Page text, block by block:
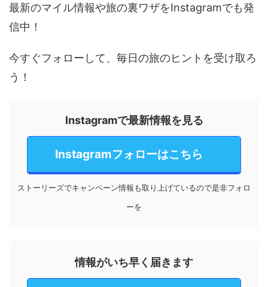
最新のマイル情報や旅の裏ワザをInstagramでも発
信中！
今すぐフォローして、毎日の旅のヒントを受け取ろ
う！
Instagramで最新情報を見る
Instagramフォローはこちら
ストーリーズでキャンペーン情報も取り上げているので是非フォロ
ーを
情報がいち早く届きます